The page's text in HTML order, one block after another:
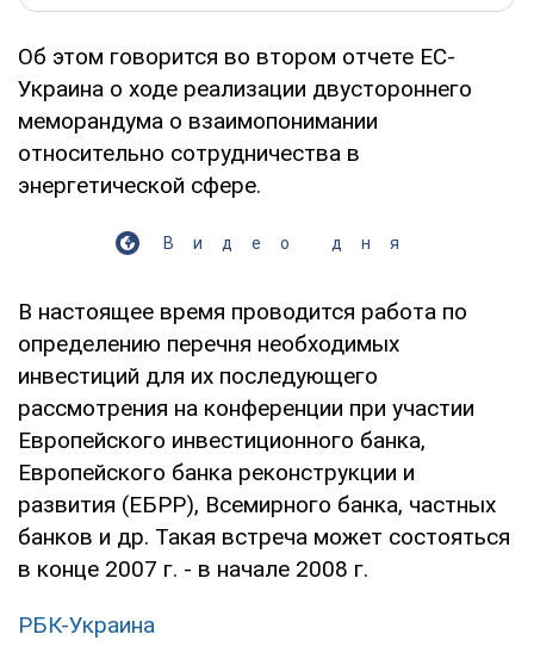
Об этом говорится во втором отчете ЕС-
Украина о ходе реализации двустороннего
меморандума о взаимопонимании
относительно сотрудничества в
энергетической сфере.
Видео дня
В настоящее время проводится работа по
определению перечня необходимых
инвестиций для их последующего
рассмотрения на конференции при участии
Европейского инвестиционного банка,
Европейского банка реконструкции и
развития (ЕБРР), Всемирного банка, частных
банков и др. Такая встреча может состояться
в конце 2007 г. - в начале 2008 г.
РБК-Украина